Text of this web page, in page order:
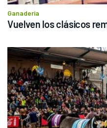
Ganadería
Vuelven los clásicos